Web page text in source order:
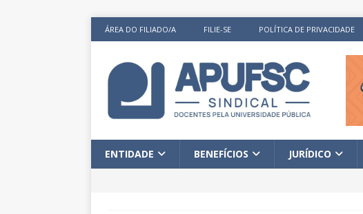
ÁREA DO FILIADO/A FILIE-SE POLÍTICA DE PRIVACIDADE
ENTIDADE BENEFÍCIOS JURÍDICO